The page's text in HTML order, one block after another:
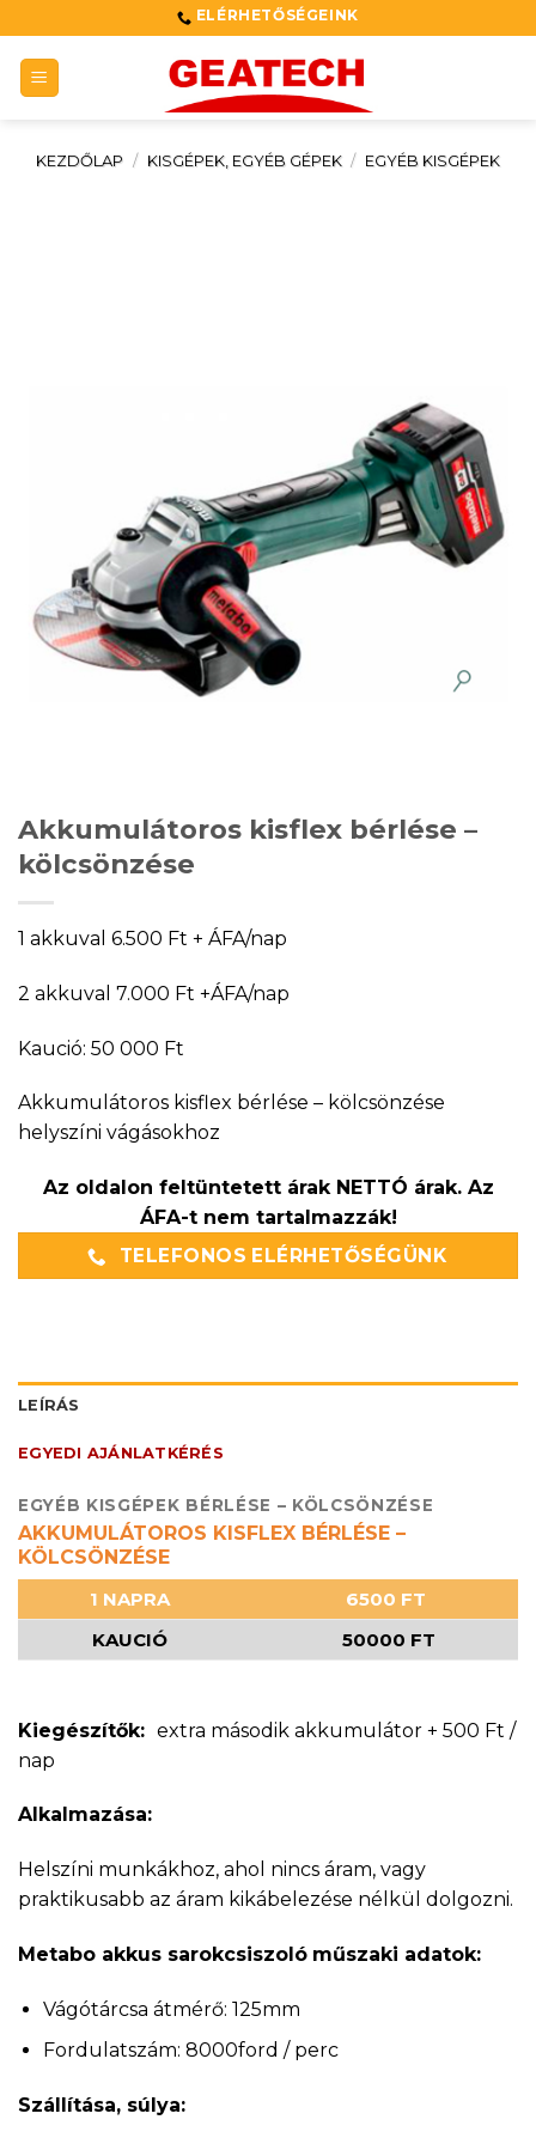
content
ELÉRHETŐSÉGEINK
KEZDŐLAP / KISGÉPEK, EGYÉB GÉPEK / EGYÉB KISGÉPEK
Akkumulátoros kisflex bérlése –
kölcsönzése
1 akkuval 6.500 Ft + ÁFA/nap
2 akkuval 7.000 Ft +ÁFA/nap
Kaució: 50 000 Ft
Akkumulátoros kisflex bérlése – kölcsönzése
helyszíni vágásokhoz
Az oldalon feltüntetett árak NETTÓ árak. Az
ÁFA-t nem tartalmazzák!
TELEFONOS ELÉRHETŐSÉGÜNK
LEÍRÁS
EGYEDI AJÁNLATKÉRÉS
EGYÉB KISGÉPEK BÉRLÉSE – KÖLCSÖNZÉSE
AKKUMULÁTOROS KISFLEX BÉRLÉSE –
KÖLCSÖNZÉSE
1 NAPRA
6500 FT
KAUCIÓ
50000 FT
Kiegészítők: extra második akkumulátor + 500 Ft /
nap
Alkalmazása:
Helszíni munkákhoz, ahol nincs áram, vagy
praktikusabb az áram kikábelezése nélkül dolgozni.
Metabo akkus sarokcsiszoló műszaki adatok:
Vágótárcsa átmérő: 125mm
Fordulatszám: 8000ford / perc
Szállítása, súlya: